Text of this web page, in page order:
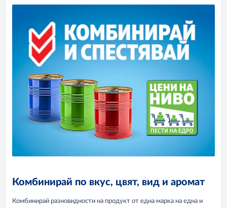
Комбинирай по вкус, цвят, вид и аромат
Комбинирай разновидности на продукт от една марка на една и